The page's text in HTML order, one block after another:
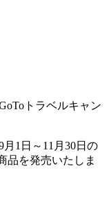
1日～11月30日の
品を発売いたしま